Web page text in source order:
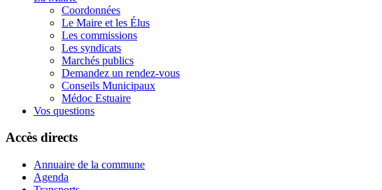
Coordonnées
Le Maire et les Élus
Les commissions
Les syndicats
Marchés publics
Demandez un rendez-vous
Conseils Municipaux
Médoc Estuaire
Vos questions
Accès directs
Annuaire de la commune
Agenda